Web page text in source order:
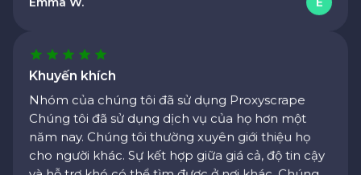
Khuyến khích
Nhóm của chúng tôi đã sử dụng Proxyscrape
Chúng tôi đã sử dụng dịch vụ của họ hơn một
năm nay. Chúng tôi thường xuyên giới thiệu họ
cho người khác. Sự kết hợp giữa giá cả, độ tin cậy
và hỗ trợ khó có thể tìm được ở nơi khác. Chúng
tôi đã tích hợp proxy của họ vào ba sản phẩm